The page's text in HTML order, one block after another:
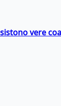
vere